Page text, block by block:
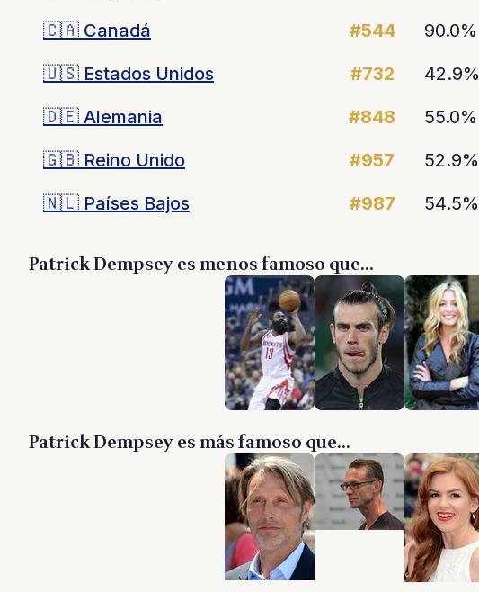
🇨🇦 Canadá #544 90.0%
🇺🇸 Estados Unidos #732 42.9%
🇩🇪 Alemania #848 55.0%
🇬🇧 Reino Unido #957 52.9%
🇳🇱 Países Bajos #987 54.5%
Patrick Dempsey es menos famoso que...
Patrick Dempsey es más famoso que...